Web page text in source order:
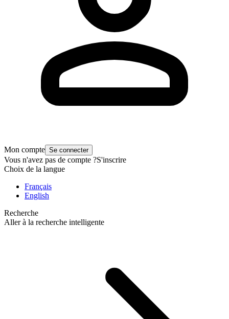
Mon compte Se connecter
Vous n'avez pas de compte ?S'inscrire
Choix de la langue
Français
English
Recherche
Aller à la recherche intelligente